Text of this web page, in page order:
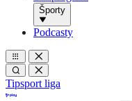
Športy
Podcasty
Tipsport liga